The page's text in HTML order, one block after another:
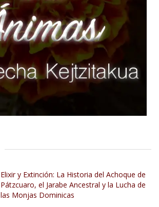
Elixir y Extinción: La Historia del Achoque de
Pátzcuaro, el Jarabe Ancestral y la Lucha de
las Monjas Dominicas